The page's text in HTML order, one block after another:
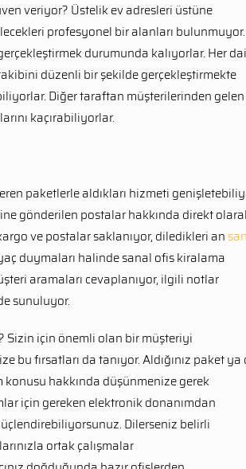
veriyor? Üstelik ev adresleri üstüne
profesyonel bir alanları bulunmuyor.
durumunda kalıyorlar. Her
düzenli bir şekilde gerçekleştirmekte
Diğer taraftan müşterilerinden gelen
kaçırabiliyorlar.
paketlerle aldıkları hizmeti
gönderilen postalar hakkında direkt
ve postalar saklanıyor, diledikleri an
duymaları halinde sanal ofis kiralama
aramaları cevaplanıyor, ilgili notlar
sunuluyor.
Sizin için önemli olan bir müşteriyi
fırsatları da tanıyor. Aldığınız paket ya
konusu hakkında düşünmenize gerek
için gereken elektronik donanımdan
Dilerseniz belirli
ortak çalışmalar